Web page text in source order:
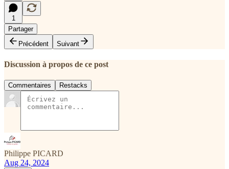
1
Partager
Précédent
Suivant
Discussion à propos de ce post
Commentaires Restacks
Philippe PICARD
Aug 24, 2024